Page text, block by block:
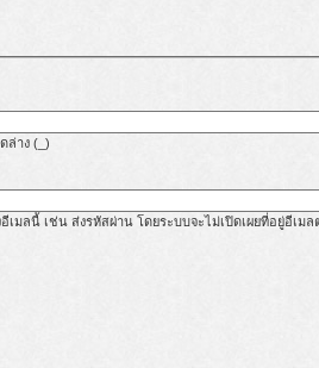
ล่าง (_)
เมลนี้ เช่น ส่งรหัสผ่าน โดยระบบจะไม่เปิดเผยที่อยู่อีเม